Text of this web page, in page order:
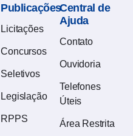
Publicações
Licitações
Concursos
Seletivos
Legislação
RPPS
Central de
Ajuda
Contato
Ouvidoria
Telefones
Úteis
Área Restrita